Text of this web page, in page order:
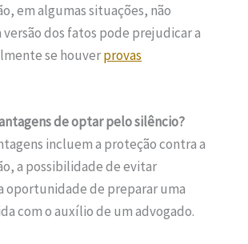
em algumas situações, não
dos fatos pode prejudicar a
se houverprovas
de optar pelo silêncio?
incluem a proteção contra a
a possibilidade de evitar
oportunidade de preparar uma
com o auxílio de um advogado.